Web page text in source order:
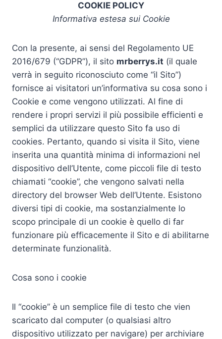
COOKIE POLICY
Informativa estesa sui Cookie
Con la presente, ai sensi del Regolamento UE
2016/679 (“GDPR”), il sito mrberrys.it (il quale
verrà in seguito riconosciuto come “il Sito”)
fornisce ai visitatori un’informativa su cosa sono i
Cookie e come vengono utilizzati. Al fine di
rendere i propri servizi il più possibile efficienti e
semplici da utilizzare questo Sito fa uso di
cookies. Pertanto, quando si visita il Sito, viene
inserita una quantità minima di informazioni nel
dispositivo dell’Utente, come piccoli file di testo
chiamati “cookie”, che vengono salvati nella
directory del browser Web dell’Utente. Esistono
diversi tipi di cookie, ma sostanzialmente lo
scopo principale di un cookie è quello di far
funzionare più efficacemente il Sito e di abilitarne
determinate funzionalità.
Cosa sono i cookie
Il “cookie” è un semplice file di testo che vien
scaricato dal computer (o qualsiasi altro
dispositivo utilizzato per navigare) per archiviare